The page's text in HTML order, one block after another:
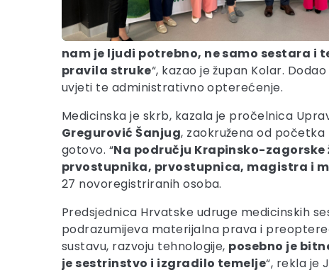
nam je ljudi potrebno, ne samo sestara
pravila struke“, kazao je župan Kolar.
uvjeti te administrativno opterećenje.
Medicinska je skrb, kazala je pročelnica
Gregurović Šanjug, zaokružena od
gotovo. “Na području Krapinsko-
prvostupnika, prvostupnica, magistra i
27 novoregistriranih osoba.
Predsjednica Hrvatske udruge medicinskih
podrazumijeva materijalna prava i
sustavu, razvoju tehnologije, posebno je
je sestrinstvo i izgradilo temelje“, rekla je